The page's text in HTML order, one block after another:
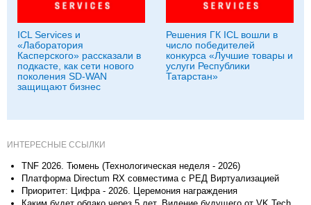
ICL Services и
«Лаборатория
Касперского» рассказали в
подкасте, как сети нового
поколения SD-WAN
защищают бизнес
Решения ГК ICL вошли в
число победителей
конкурса «Лучшие товары и
услуги Республики
Татарстан»
ИНТЕРЕСНЫЕ ССЫЛКИ
TNF 2026. Тюмень (Технологическая неделя - 2026)
Платформа Directum RX совместима с РЕД Виртуализацией
Приоритет: Цифра - 2026. Церемония награждения